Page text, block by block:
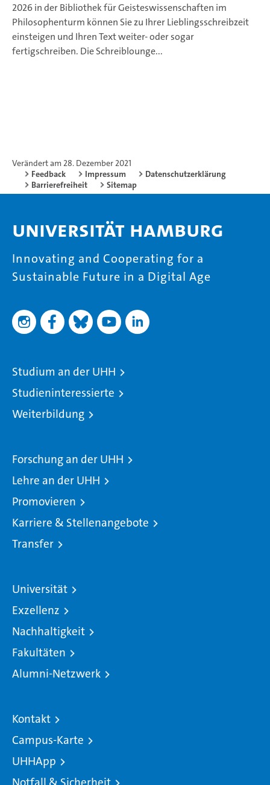
2026 in der Bibliothek für Geisteswissenschaften im
Philosophenturm können Sie zu Ihrer Lieblingsschreibzeit
einsteigen und Ihren Text weiter- oder sogar
fertigschreiben. Die Schreiblounge...
Verändert am 28. Dezember 2021
Feedback
Impressum
Datenschutzerklärung
Barrierefreiheit
Sitemap
Universität Hamburg
Innovating and Cooperating for a
Sustainable Future in a Digital Age
Studium an der UHH
Studieninteressierte
Weiterbildung
Forschung an der UHH
Lehre an der UHH
Promovieren
Karriere & Stellenangebote
Transfer
Universität
Exzellenz
Nachhaltigkeit
Fakultäten
Alumni-Netzwerk
Kontakt
Campus-Karte
UHHApp
Notfall & Sicherheit